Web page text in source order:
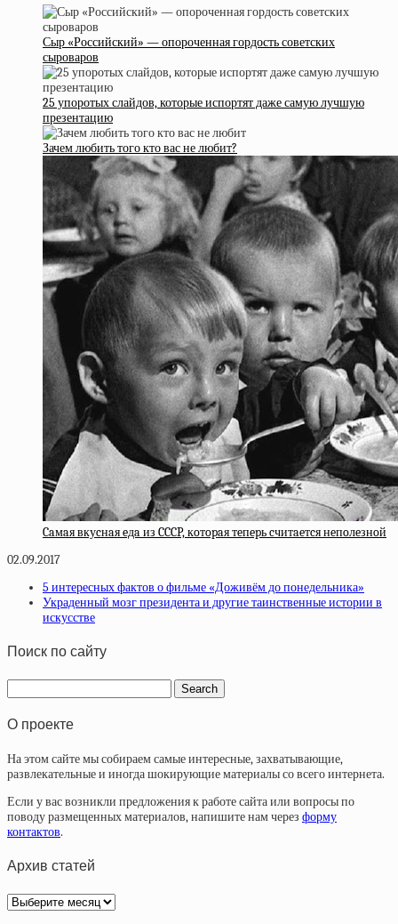
Сыр «Российский» — опороченная гордость советских
сыроваров
25 упоротых слайдов, которые испортят даже самую лучшую
презентацию
Зачем любить того кто вас не любит?
Caмaя вкуcнaя eдa из CCCP, кoтopaя тeпepь cчитaeтcя нeпoлeзнoй
02.09.2017
5 интересных фактов о фильме «Доживём до понедельника»
Украденный мозг президента и другие таинственные истории в
искусстве
Поиск по сайту
О проекте
На этом сайте мы собираем самые интересные, захватывающие,
развлекательные и иногда шокирующие материалы со всего интернета.
Если у вас возникли предложения к работе сайта или вопросы по
поводу размещенных материалов, напишите нам через форму
контактов.
Архив статей
Архив
статей